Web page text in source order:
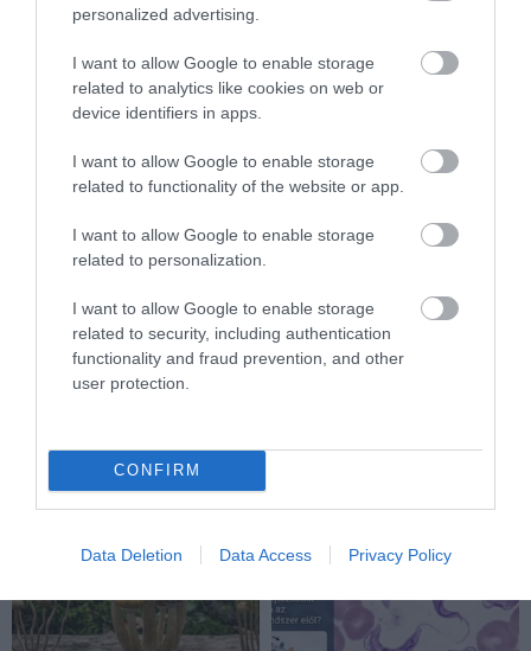
personalized advertising.
I want to allow Google to enable storage
related to analytics like cookies on web or
device identifiers in apps.
I want to allow Google to enable storage
related to functionality of the website or app.
I want to allow Google to enable storage
related to personalization.
I want to allow Google to enable storage
related to security, including authentication
functionality and fraud prevention, and other
user protection.
CONFIRM
Data Deletion Data Access Privacy Policy
DISZNÓSZERVEK ÁTÍRHATJÁK
AZ ORVOSLÁS EGYIK
LEGKEGYETLENEBB
2026-04-22
ÉS AZ ADHD EGYÜTT
EGÉSZEN MÁS ARCOT MUTAT
2026-04-21